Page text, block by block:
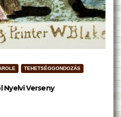
TEHETSÉGGONDOZÁS
Nyelvi Verseny